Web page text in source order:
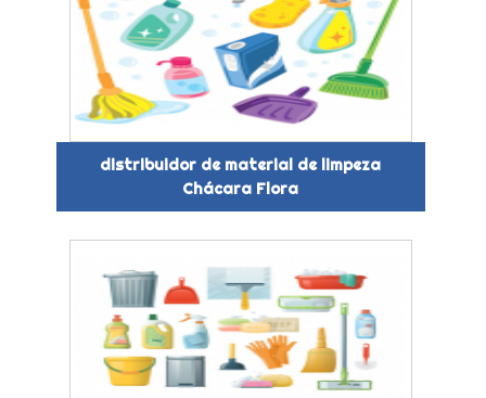
distribuidor de material de limpeza
Chácara Flora